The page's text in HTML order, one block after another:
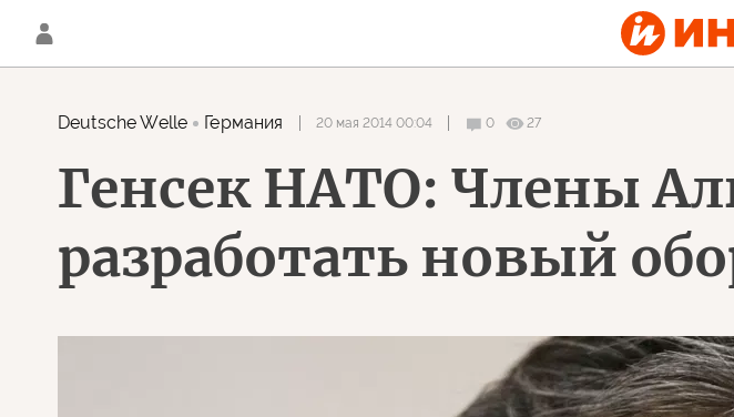
Deutsche Welle Германия 20 мая 2014 00:04 0 27
Генсек НАТО: Члены
разработать новый